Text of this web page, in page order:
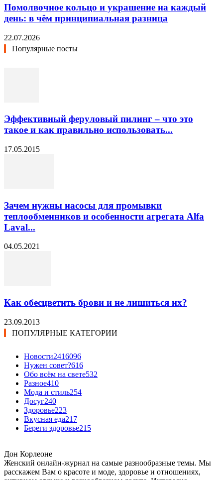
Помолвочное кольцо и украшение на каждый
день: в чём принципиальная разница
22.07.2026
Популярные посты
Эффективный феруловый пилинг – что это
такое и как правильно использовать...
17.05.2015
Зачем нужны насосы для промывки
теплообменников и особенности агрегата Alfa
Laval...
04.05.2021
Как обесцветить брови и не лишиться их?
23.09.2013
ПОПУЛЯРНЫЕ КАТЕГОРИИ
Новости2416096
Нужен совет?616
Обо всём на свете532
Разное410
Мода и стиль254
Досуг240
Здоровье223
Вкусная еда217
Береги здоровье215
Дон Корлеоне
Женский онлайн-журнал на самые разнообразные темы. Мы
расскажем Вам о красоте и моде, здоровье и отношениях,